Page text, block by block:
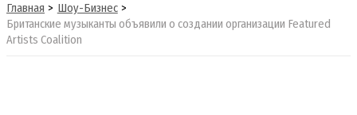
Главная
Шоу-Бизнес
Британские музыканты объявили о создании организации Featured
Artists Coalition